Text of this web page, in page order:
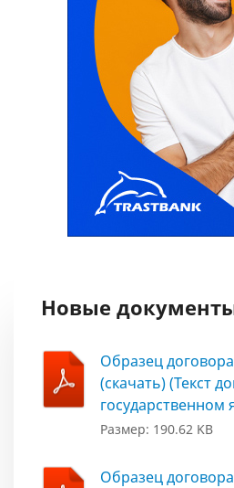
Новые
Образец
(скачать) (Текст
государственном
Размер: 190.62 KB
Образец